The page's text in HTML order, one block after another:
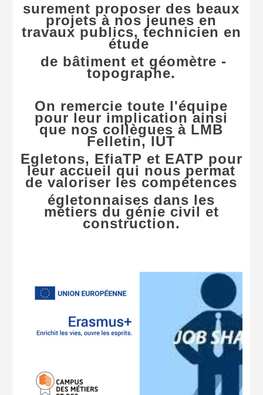
surement proposer des beaux
projets à nos jeunes en
travaux publics, technicien en
étude
de bâtiment et géomètre -
topographe.
On remercie toute l'équipe
pour leur implication ainsi
que nos collègues à LMB
Felletin, IUT
Egletons, EfiaTP et EATP pour
leur accueil qui nous permat
de valoriser les compétences
égletonnaises dans les
métiers du génie civil et
construction.